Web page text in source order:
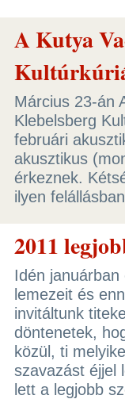
A Kutya
Március 23-án
Klebelsberg
februári
akusztikus
érkeznek.
ilyen
2011
Idén
lemezeit és
invitáltunk
döntenetek,
közül, ti
szavazást éjjel
lett a legjobb